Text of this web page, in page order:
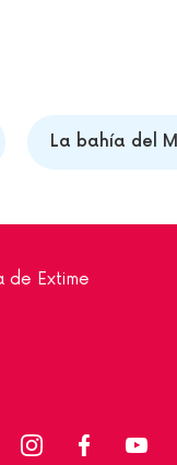
La bahía del
de Extime